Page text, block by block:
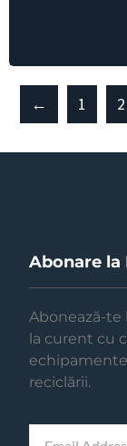
← 1 2
Abonare
Abonează-
la curent cu
reciclării.